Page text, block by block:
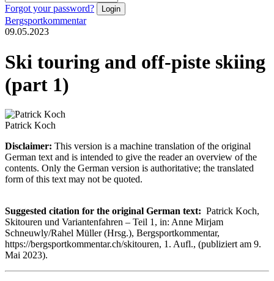
Forgot your password?
Bergsportkommentar
09.05.2023
Ski touring and off-piste skiing
(part 1)
Patrick Koch
Disclaimer: This version is a machine translation of the original
German text and is intended to give the reader an overview of the
contents. Only the German version is authoritative; the translated
form of this text may not be quoted.
Suggested citation for the original German text: Patrick Koch,
Skitouren und Variantenfahren – Teil 1, in: Anne Mirjam
Schneuwly/Rahel Müller (Hrsg.), Bergsportkommentar,
https://bergsportkommentar.ch/skitouren, 1. Aufl., (publiziert am 9.
Mai 2023).